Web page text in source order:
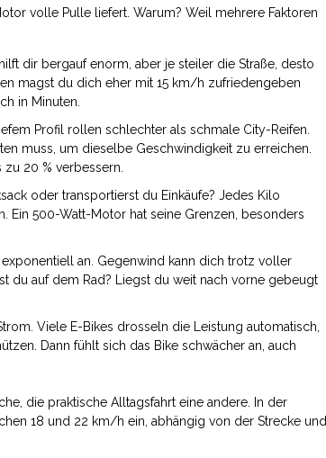
volle Pulle liefert. Warum? Weil mehrere Faktoren
dir bergauf enorm, aber je steiler die Straße, desto
magst du dich eher mit 15 km/h zufriedengeben
in Minuten.
Profil rollen schlechter als schmale City-Reifen.
muss, um dieselbe Geschwindigkeit zu erreichen.
20 % verbessern.
oder transportierst du Einkäufe? Jedes Kilo
Ein 500-Watt-Motor hat seine Grenzen, besonders
an. Gegenwind kann dich trotz voller
du auf dem Rad? Liegst du weit nach vorne gebeugt
Viele E-Bikes drosseln die Leistung automatisch,
Dann fühlt sich das Bike schwächer an, auch
die praktische Alltagsfahrt eine andere. In der
18 und 22 km/h ein, abhängig von der Strecke und